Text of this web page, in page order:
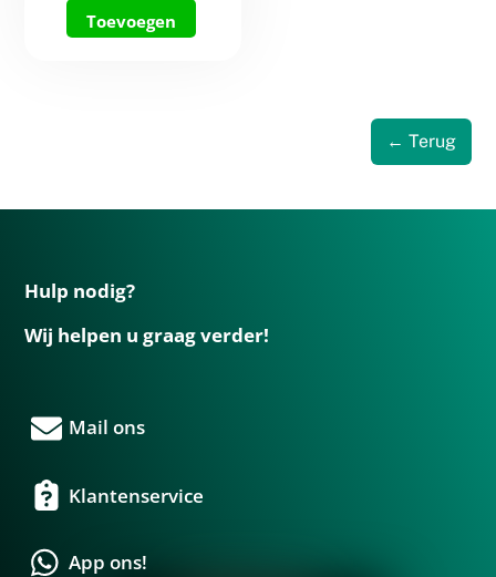
Toevoegen
← Terug
Hulp nodig?
Wij helpen u graag verder!
Mail ons
Klantenservice
App ons!